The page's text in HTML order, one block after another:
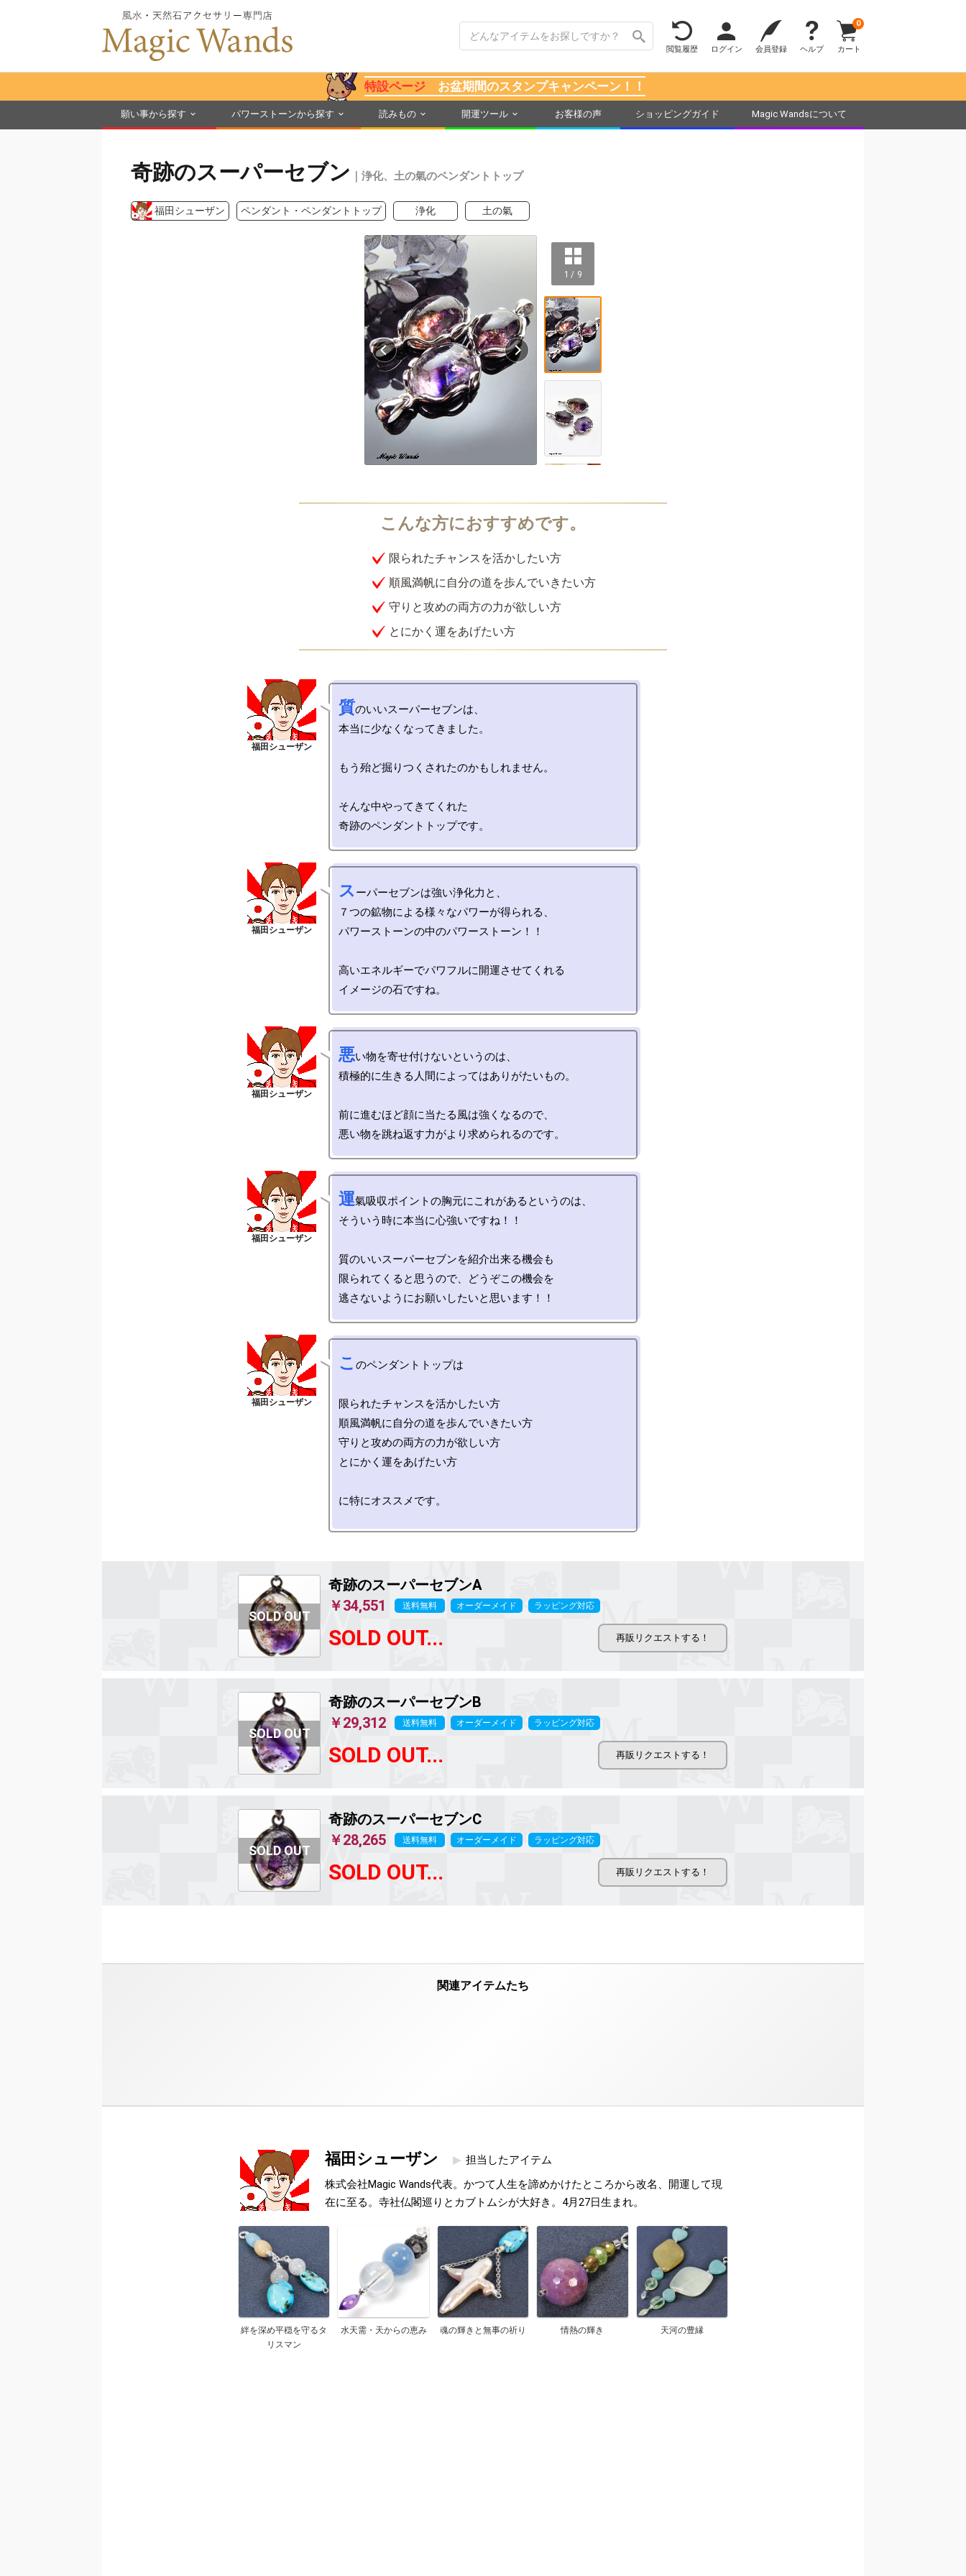
閲覧履歴 ログイン 会員登録 ヘルプ カート
0
特設ページ お盆期間のスタンプキャンペーン！！
願い事から探す パワーストーンから探す 読みもの 開運ツール お客様の声 ショッピングガイド Magic Wandsについて
奇跡のスーパーセブン ｜浄化、土の氣のペンダントトップ
福田シューザン ペンダント・ペンダントトップ 浄化 土の氣
1 / 9
限られたチャンスを活かしたい方
順風満帆に自分の道を歩んでいきたい方
守りと攻めの両方の力が欲しい方
とにかく運をあげたい方
質のいいスーパーセブンは、
本当に少なくなってきました。
もう殆ど掘りつくされたのかもしれません。
そんな中やってきてくれた
ス ーパーセブンは強い浄化力と、
７つの鉱物による様々なパワーが得られる、
パワーストーンの中のパワーストーン！！
高いエネルギーでパワフルに開運させてくれる
悪い物を寄せ付けないというのは、
積極的に生きる人間によってはありがたいもの。
前に進むほど顔に当たる風は強くなるので、
運氣吸収ポイントの胸元にこれがあるというのは、
そういう時に本当に心強いですね！！
質のいいスーパーセブンを紹介出来る機会も
限られてくると思うので、どうぞこの機会を
こ のペンダントトップは
限られたチャンスを活かしたい方
順風満帆に自分の道を歩んでいきたい方
守りと攻めの両方の力が欲しい方
とにかく運をあげたい方
に特にオススメです。
奇跡のスーパーセブンA
￥34,551
送料無料 オーダーメイド ラッピング対応
SOLD OUT...
奇跡のスーパーセブンB
￥29,312
送料無料 オーダーメイド ラッピング対応
SOLD OUT...
奇跡のスーパーセブンC
￥28,265
送料無料 オーダーメイド ラッピング対応
SOLD OUT...
福田シューザン
担当したアイテム
株式会社Magic Wands代表。かつて人生を諦めかけたところから改名、開運して現
在に至る。寺社仏閣巡りとカブトムシが大好き。4月27日生まれ。
絆を深め平穏を守るタ
リスマン
水天需・天からの恵み 魂の輝きと無事の祈り 情熱の輝き 天河の豊縁